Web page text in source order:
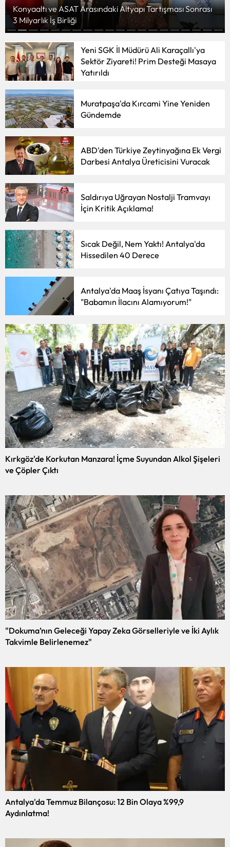
Yeni nesil Suç Örgütü Antalya’ya Uzandı: Dehşet Anlarını
Kaydedip Gözdağı Verdiler
Yeni SGK İl Müdürü Ali Karaçallı'ya
Sektör Ziyareti! Prim Desteği Masaya
Yatırıldı
Muratpaşa'da Kırcami Yine Yeniden
Gündemde
ABD'den Türkiye Zeytinyağına Ek Vergi
Darbesi Antalya Üreticisini Vuracak
Saldırıya Uğrayan Nostalji Tramvayı
İçin Kritik Açıklama!
Sıcak Değil, Nem Yaktı! Antalya'da
Hissedilen 40 Derece
Antalya'da Maaş İsyanı Çatıya Taşındı:
"Babamın İlacını Alamıyorum!"
Kırkgöz'de Korkutan Manzara! İçme Suyundan Alkol Şişeleri
ve Çöpler Çıktı
"Dokuma’nın Geleceği Yapay Zeka Görselleriyle ve İki Aylık
Takvimle Belirlenemez"
Antalya'da Temmuz Bilançosu: 12 Bin Olaya %99,9
Aydınlatma!